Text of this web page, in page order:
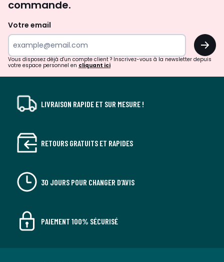
surprises?
commande.
Votre email
OK
Vous disposez déjà d'un compte client ? Inscrivez-vous à la newsletter depuis
votre espace personnel en cliquant ici
LIVRAISON RAPIDE ET SUR MESURE !
RETOURS GRATUITS ET RAPIDES
30 JOURS POUR CHANGER D'AVIS
PAIEMENT 100% SÉCURISÉ